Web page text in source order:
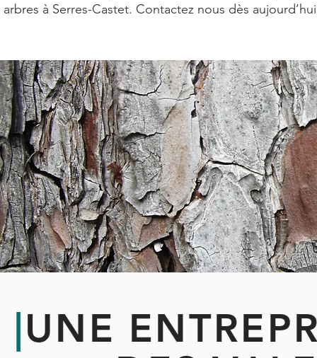
arbres à Serres-Castet. Contactez nous dès
UNE